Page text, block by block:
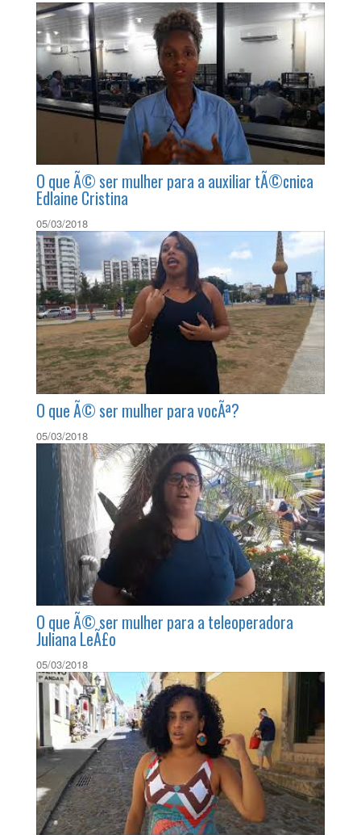
O que Ã© ser mulher para a auxiliar tÃ©cnica
Edlaine Cristina
05/03/2018
O que Ã© ser mulher para vocÃª?
05/03/2018
O que Ã© ser mulher para a teleoperadora
Juliana LeÃ£o
05/03/2018